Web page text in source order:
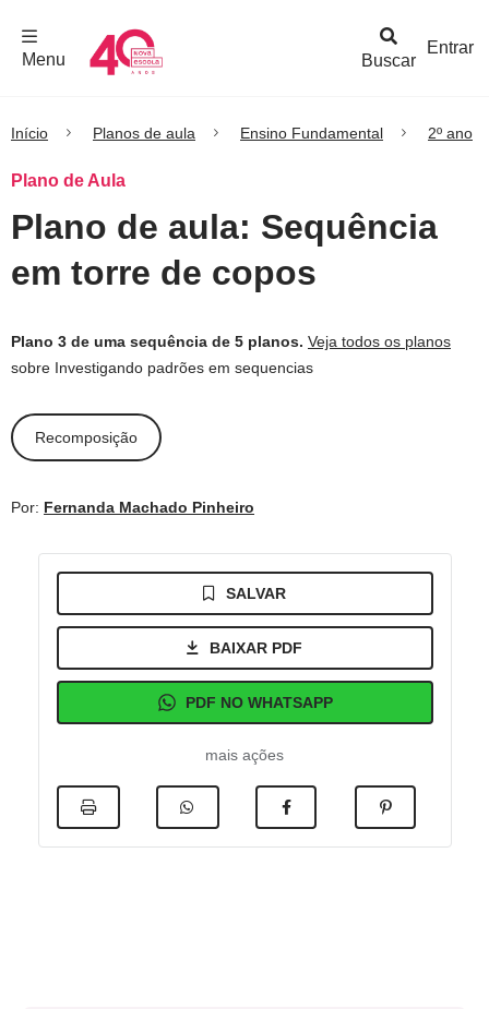
Buscar
Menu
Entrar
Início Planos de aula Ensino Fundamental 2º ano
Plano de Aula
Plano de aula: Sequência
em torre de copos
Plano 3 de uma sequência de 5 planos. Veja todos os planos
sobre Investigando padrões em sequencias
Recomposição
Por: Fernanda Machado Pinheiro
SALVAR
BAIXAR PDF
PDF NO WHATSAPP
mais ações